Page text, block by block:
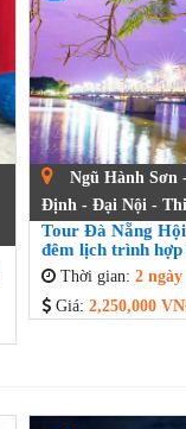
Ngũ Hành Sơn
Định - Đại Nội -
Tour Đà Nẵng
đêm lịch trình
Thời gian: 2 ngày
Giá: 2,250,000